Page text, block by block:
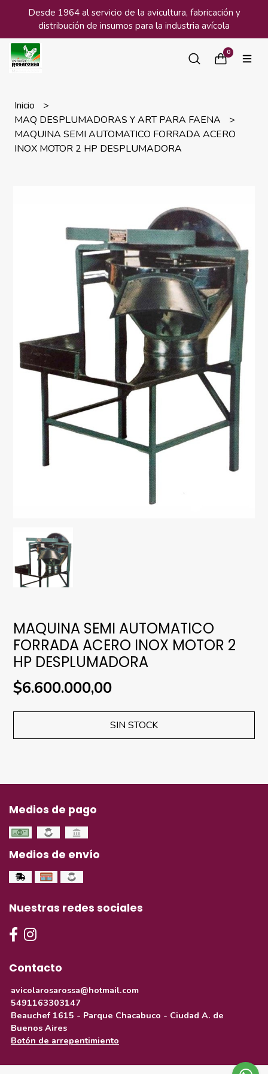
Desde 1964 al servicio de la avicultura, fabricación y
distribución de insumos para la industria avícola
0
Inicio
MAQ DESPLUMADORAS Y ART PARA FAENA
MAQUINA SEMI AUTOMATICO FORRADA ACERO
INOX MOTOR 2 HP DESPLUMADORA
MAQUINA SEMI AUTOMATICO
FORRADA ACERO INOX MOTOR 2
HP DESPLUMADORA
$6.600.000,00
SIN STOCK
Medios de pago
Medios de envío
Nuestras redes sociales
Contacto
avicolarosarossa@hotmail.com
5491163303147
Beauchef 1615 - Parque Chacabuco - Ciudad A. de
Buenos Aires
Botón de arrepentimiento